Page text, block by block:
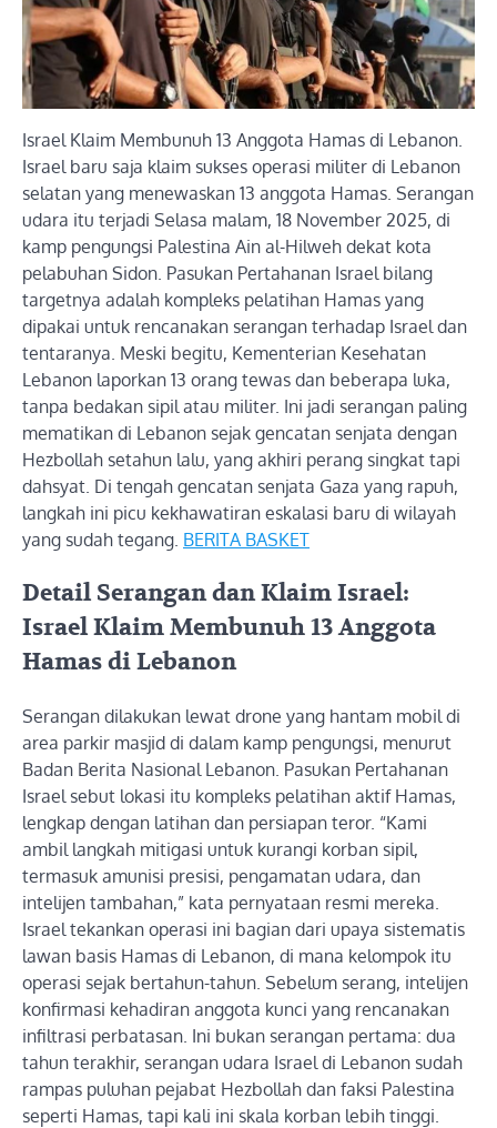
Israel Klaim Membunuh 13 Anggota Hamas di Lebanon.
Israel baru saja klaim sukses operasi militer di Lebanon
selatan yang menewaskan 13 anggota Hamas. Serangan
udara itu terjadi Selasa malam, 18 November 2025, di
kamp pengungsi Palestina Ain al-Hilweh dekat kota
pelabuhan Sidon. Pasukan Pertahanan Israel bilang
targetnya adalah kompleks pelatihan Hamas yang
dipakai untuk rencanakan serangan terhadap Israel dan
tentaranya. Meski begitu, Kementerian Kesehatan
Lebanon laporkan 13 orang tewas dan beberapa luka,
tanpa bedakan sipil atau militer. Ini jadi serangan paling
mematikan di Lebanon sejak gencatan senjata dengan
Hezbollah setahun lalu, yang akhiri perang singkat tapi
dahsyat. Di tengah gencatan senjata Gaza yang rapuh,
langkah ini picu kekhawatiran eskalasi baru di wilayah
yang sudah tegang. BERITA BASKET
Detail Serangan dan Klaim Israel:
Israel Klaim Membunuh 13 Anggota
Hamas di Lebanon
Serangan dilakukan lewat drone yang hantam mobil di
area parkir masjid di dalam kamp pengungsi, menurut
Badan Berita Nasional Lebanon. Pasukan Pertahanan
Israel sebut lokasi itu kompleks pelatihan aktif Hamas,
lengkap dengan latihan dan persiapan teror. “Kami
ambil langkah mitigasi untuk kurangi korban sipil,
termasuk amunisi presisi, pengamatan udara, dan
intelijen tambahan,” kata pernyataan resmi mereka.
Israel tekankan operasi ini bagian dari upaya sistematis
lawan basis Hamas di Lebanon, di mana kelompok itu
operasi sejak bertahun-tahun. Sebelum serang, intelijen
konfirmasi kehadiran anggota kunci yang rencanakan
infiltrasi perbatasan. Ini bukan serangan pertama: dua
tahun terakhir, serangan udara Israel di Lebanon sudah
rampas puluhan pejabat Hezbollah dan faksi Palestina
seperti Hamas, tapi kali ini skala korban lebih tinggi.